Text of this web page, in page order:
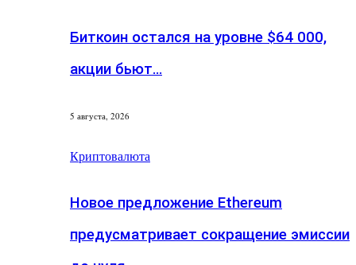
Биткоин остался на уровне $64 000,
акции бьют…
5 августа, 2026
Криптовалюта
Новое предложение Ethereum
предусматривает сокращение эмиссии